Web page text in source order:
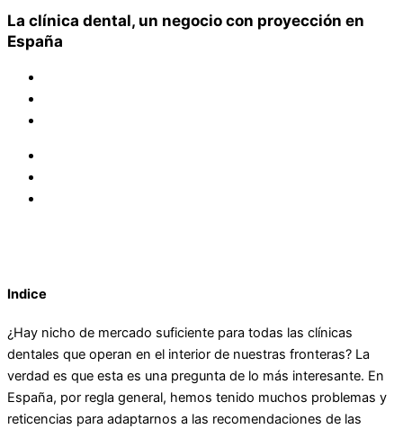
La clínica dental, un negocio con proyección en
España
Indice
¿Hay nicho de mercado suficiente para todas las clínicas
dentales que operan en el interior de nuestras fronteras? La
verdad es que esta es una pregunta de lo más interesante. En
España, por regla general, hemos tenido muchos problemas y
reticencias para adaptarnos a las recomendaciones de las